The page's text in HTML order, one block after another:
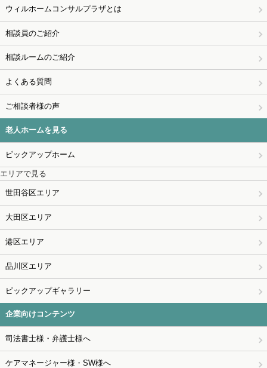
ウィルホームコンサルプラザとは
相談員のご紹介
相談ルームのご紹介
よくある質問
ご相談者様の声
老人ホームを見る
ピックアップホーム
エリアで見る
世田谷区エリア
大田区エリア
港区エリア
品川区エリア
ピックアップギャラリー
企業向けコンテンツ
司法書士様・弁護士様へ
ケアマネージャー様・SW様へ